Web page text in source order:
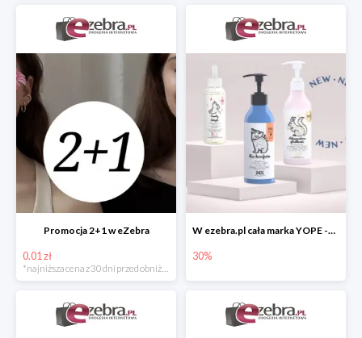
Promocja 2+1 w eZebra
0.01 zł
*najniższa cena z 30 dni przed obniżką
W ezebra.pl cała marka YOPE -30%
30%